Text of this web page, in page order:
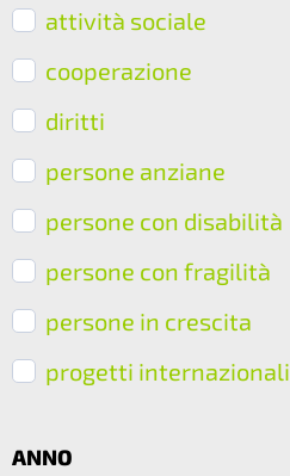
attività sociale
cooperazione
diritti
persone anziane
persone con disabilità
persone con fragilità
persone in crescita
progetti internazionali
ANNO